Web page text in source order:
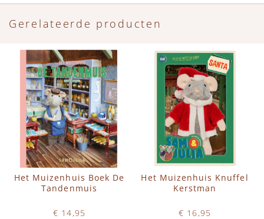
Gerelateerde producten
Het Muizenhuis Boek De
Tandenmuis
€ 14,95
Het Muizenhuis Knuffel
Kerstman
€ 16,95